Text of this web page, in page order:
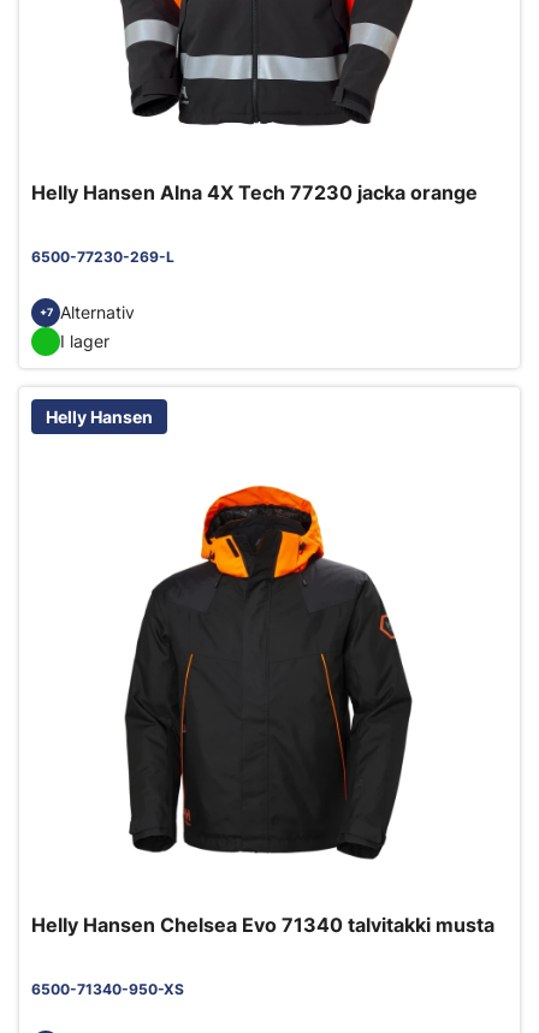
Helly Hansen Alna 4X Tech 77230 jacka orange
6500-77230-269-L
+7
Alternativ
I lager
Helly Hansen
Helly Hansen Chelsea Evo 71340 talvitakki musta
6500-71340-950-XS